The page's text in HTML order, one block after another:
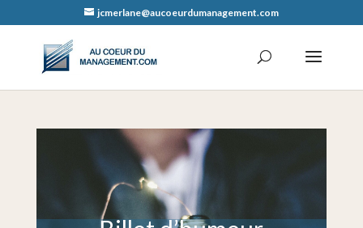
jcmerlane@aucoeurdumanagement.com